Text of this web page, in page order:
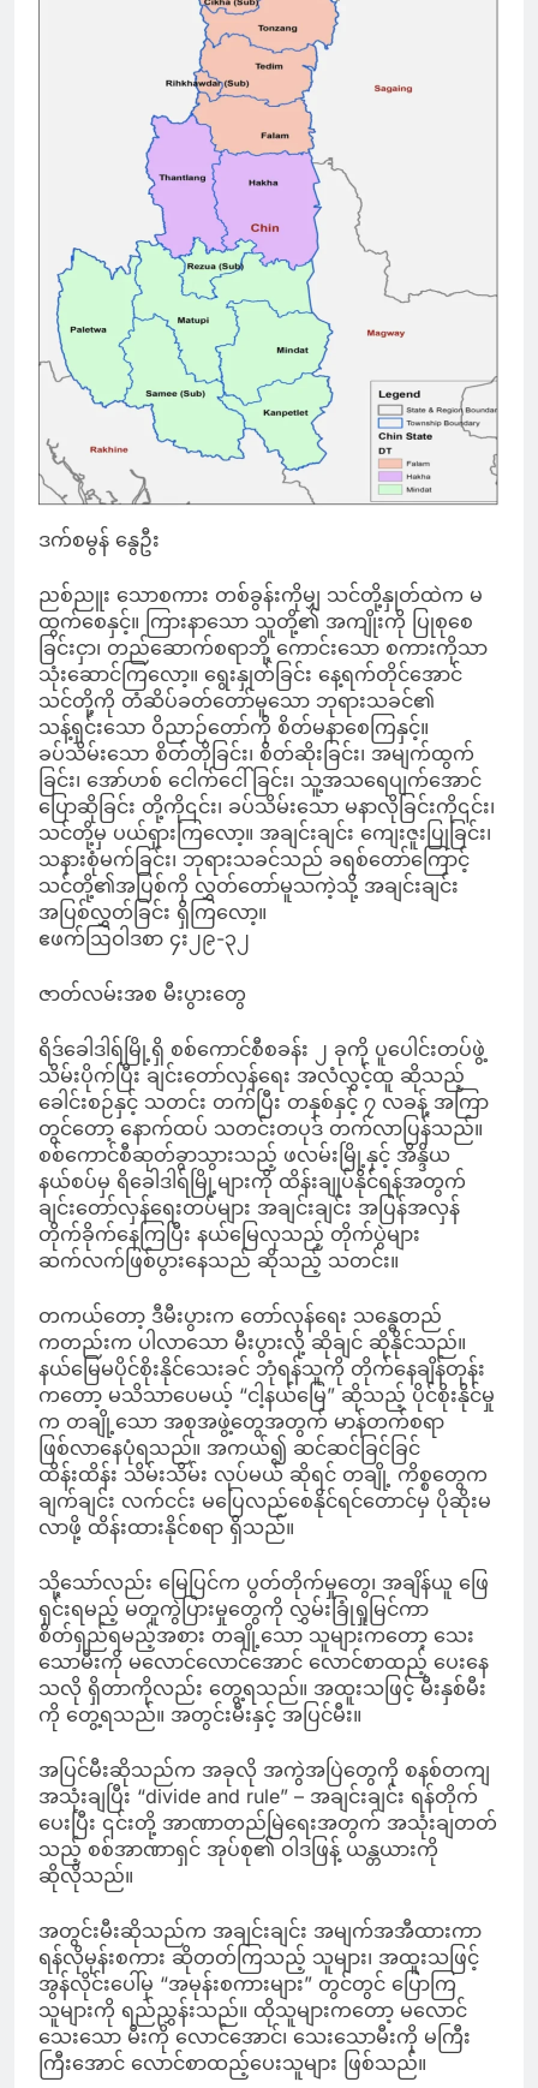
ဒက်စမွန် နွေဦး
ညစ်ညူး သောစကား တစ်ခွန်းကိုမျှ သင်တို့နှုတ်ထဲက မ
ထွက်စေနှင့်။ ကြားနာသော သူတို့၏ အကျိုးကို ပြုစုစေ
ခြင်းငှာ၊ တည်ဆောက်စရာဘို့ ကောင်းသော စကားကိုသာ
သုံးဆောင်ကြလော့။ ရွေးနှုတ်ခြင်း နေ့ရက်တိုင်အောင်
သင်တို့ကို တံဆိပ်ခတ်တော်မူသော ဘုရားသခင်၏
သန့်ရှင်းသော ဝိညာဉ်တော်ကို စိတ်မနာစေကြနှင့်။
ခပ်သိမ်းသော စိတ်တိုခြင်း၊ စိတ်ဆိုးခြင်း၊ အမျက်ထွက်
ခြင်း၊ အော်ဟစ် ငေါက်ငေါ်ခြင်း၊ သူ့အသရေပျက်အောင်
ပြောဆိုခြင်း တို့ကို၎င်း၊ ခပ်သိမ်းသော မနာလိုခြင်းကို၎င်း၊
သင်တို့မှ ပယ်ရှားကြလော့။ အချင်းချင်း ကျေးဇူးပြုခြင်း၊
သနားစုံမက်ခြင်း၊ ဘုရားသခင်သည် ခရစ်တော်ကြောင့်
သင်တို့၏အပြစ်ကို လွှတ်တော်မူသကဲ့သို့ အချင်းချင်း
အပြစ်လွှတ်ခြင်း ရှိကြလော့။
ဧဖက်ဩဝါဒစာ ၄း၂၉-၃၂
ဇာတ်လမ်းအစ မီးပွားတွေ
ရိဒ်ခေါဒါရ်မြို့ရှိ စစ်ကောင်စီစခန်း ၂ ခုကို ပူပေါင်းတပ်ဖွဲ့
သိမ်းပိုက်ပြီး ချင်းတော်လှန်ရေး အလံလွှင့်ထူ ဆိုသည့်
ခေါင်းစဉ်နှင့် သတင်း တက်ပြီး တနှစ်နှင့် ၇ လခန့် အကြာ
တွင်တော့ နောက်ထပ် သတင်းတပုဒ် တက်လာပြန်သည်။
စစ်ကောင်စီဆုတ်ခွာသွားသည့် ဖလမ်းမြို့နှင့် အိန္ဒိယ
နယ်စပ်မှ ရိခေါဒါရ်မြို့များကို ထိန်းချုပ်နိုင်ရန်အတွက်
ချင်းတော်လှန်ရေးတပ်များ အချင်းချင်း အပြန်အလှန်
တိုက်ခိုက်နေကြပြီး နယ်မြေလုသည့် တိုက်ပွဲများ
ဆက်လက်ဖြစ်ပွားနေသည် ဆိုသည့် သတင်း။
တကယ်တော့ ဒီမီးပွားက တော်လှန်ရေး သန္ဓေတည်
ကတည်းက ပါလာသော မီးပွားလို့ ဆိုချင် ဆိုနိုင်သည်။
နယ်မြေမပိုင်စိုးနိုင်သေးခင် ဘုံရန်သူကို တိုက်နေချိန်တုန်း
ကတော့ မသိသာပေမယ့် “ငါ့နယ်မြေ” ဆိုသည့် ပိုင်စိုးနိုင်မှု
က တချို့သော အစုအဖွဲ့တွေအတွက် မာန်တက်စရာ
ဖြစ်လာနေပုံရသည်။ အကယ်၍ ဆင်ဆင်ခြင်ခြင်
ထိန်းထိန်း သိမ်းသိမ်း လုပ်မယ် ဆိုရင် တချို့ ကိစ္စတွေက
ချက်ချင်း လက်ငင်း မပြေလည်စေနိုင်ရင်တောင်မှ ပိုဆိုးမ
လာဖို့ ထိန်းထားနိုင်စရာ ရှိသည်။
သို့သော်လည်း မြေပြင်က ပွတ်တိုက်မှုတွေ၊ အချိန်ယူ ဖြေ
ရှင်းရမည့် မတူကွဲပြားမှုတွေကို လွှမ်းခြုံရှုမြင်ကာ
စိတ်ရှည်ရမည့်အစား တချို့သော သူများကတော့ သေး
သောမီးကို မလောင်လောင်အောင် လောင်စာထည့် ပေးနေ
သလို ရှိတာကိုလည်း တွေ့ရသည်။ အထူးသဖြင့် မီးနှစ်မီး
ကို တွေ့ရသည်။ အတွင်းမီးနှင့် အပြင်မီး။
အပြင်မီးဆိုသည်က အခုလို အကွဲအပြဲတွေကို စနစ်တကျ
အသုံးချပြီး “divide and rule” – အချင်းချင်း ရန်တိုက်
ပေးပြီး ၎င်းတို့ အာဏာတည်မြဲရေးအတွက် အသုံးချတတ်
သည့် စစ်အာဏာရှင် အုပ်စု၏ ဝါဒဖြန့် ယန္တယားကို
ဆိုလိုသည်။
အတွင်းမီးဆိုသည်က အချင်းချင်း အမျက်အအီထားကာ
ရန်လိုမုန်းစကား ဆိုတတ်ကြသည့် သူများ၊ အထူးသဖြင့်
အွန်လိုင်းပေါ်မှ “အမုန်းစကားများ” တွင်တွင် ပြောကြ
သူများကို ရည်ညွှန်းသည်။ ထိုသူများကတော့ မလောင်
သေးသော မီးကို လောင်အောင်၊ သေးသောမီးကို မကြီး
ကြီးအောင် လောင်စာထည့်ပေးသူများ ဖြစ်သည်။